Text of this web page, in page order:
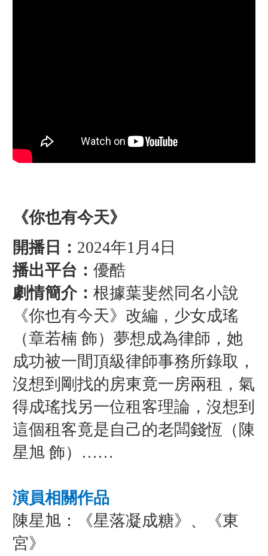
《你也有今天》
開播日： 2024年1月4日
播出平台： 優酷
劇情簡介： 根據葉斐然同名小說
《你也有今天》改編，少女成瑤
（章若楠 飾）夢想成為律師，她
成功被一間頂級律師事務所錄取，
沒想到剛找的房東竟一房兩租，氣
得成瑤找另一位租客理論，沒想到
這個租客竟是自己的老闆錢恆（陳
星旭 飾）……
演員相關作品
陳星旭：《星落凝成糖》、《東
宮》